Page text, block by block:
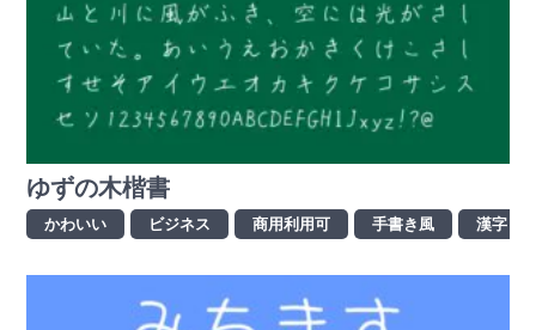
ゆずの木楷書
かわいい ビジネス 商用利用可 手書き風 漢字